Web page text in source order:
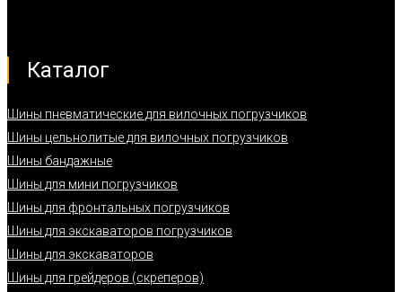
Каталог
Шины пневматические для вилочных погрузчиков
Шины цельнолитые для вилочных погрузчиков
Шины бандажные
Шины для мини погрузчиков
Шины для фронтальных погрузчиков
Шины для экскаваторов погрузчиков
Шины для экскаваторов
Шины для грейдеров (скреперов)